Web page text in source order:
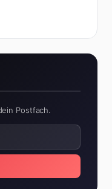
Postfach.